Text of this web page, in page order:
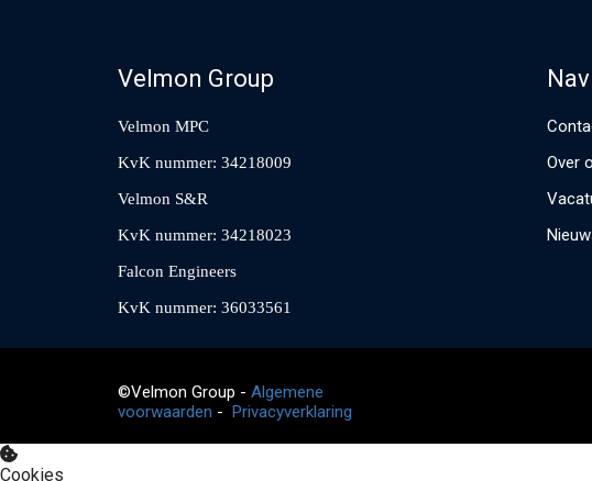
Velmon Group
Velmon MPC
KvK nummer: 34218009
Velmon S&R
KvK nummer: 34218023
Falcon Engineers
KvK nummer: 36033561
Over
©Velmon Group - Algemene
voorwaarden - Privacyverklaring
Cookies